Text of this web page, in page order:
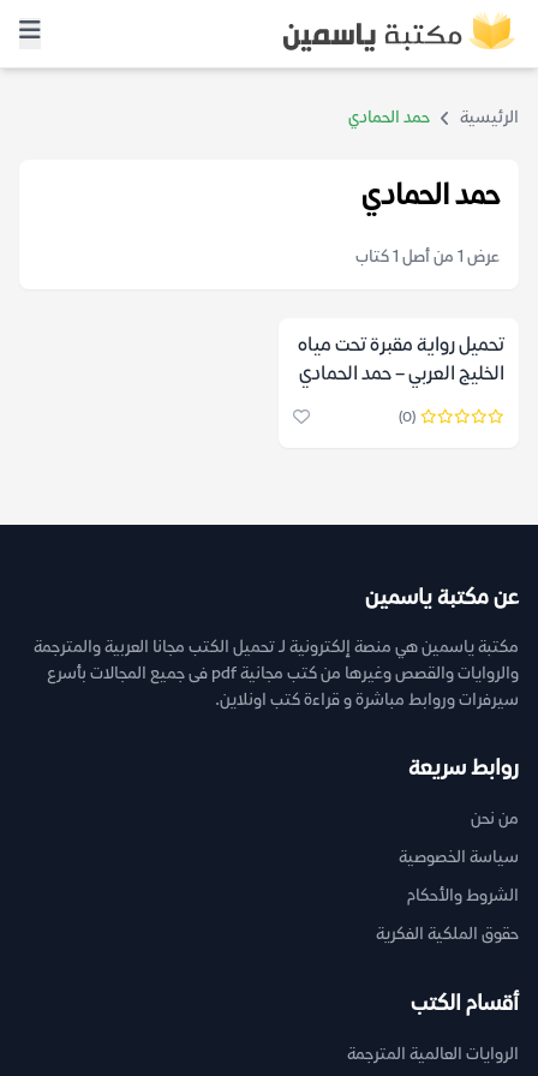
الرئيسية حمد الحمادي
حمد الحمادي
عرض 1 من أصل 1 كتاب
تحميل رواية مقبرة تحت مياه
الخليج العربي – حمد الحمادي
(0)
عن مكتبة ياسمين
مكتبة ياسمين هي منصة إلكترونية لـ تحميل الكتب مجانا العربية والمترجمة
والروايات والقصص وغيرها من كتب مجانية pdf فى جميع المجالات بأسرع
سيرفرات وروابط مباشرة و قراءة كتب اونلاين.
روابط سريعة
من نحن
سياسة الخصوصية
الشروط والأحكام
حقوق الملكية الفكرية
أقسام الكتب
الروايات العالمية المترجمة